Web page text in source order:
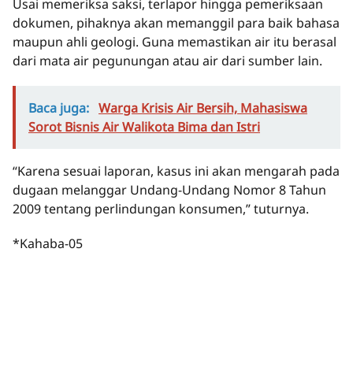
Usai memeriksa saksi, terlapor hingga pemeriksaan
dokumen, pihaknya akan memanggil para baik bahasa
maupun ahli geologi. Guna memastikan air itu berasal
dari mata air pegunungan atau air dari sumber lain.
Baca juga: Warga Krisis Air Bersih, Mahasiswa
Sorot Bisnis Air Walikota Bima dan Istri
“Karena sesuai laporan, kasus ini akan mengarah pada
dugaan melanggar Undang-Undang Nomor 8 Tahun
2009 tentang perlindungan konsumen,” tuturnya.
*Kahaba-05